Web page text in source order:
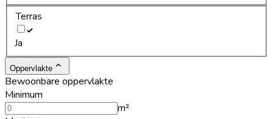
Terras
Ja
Oppervlakte
Bewoonbare oppervlakte
Minimum
m²